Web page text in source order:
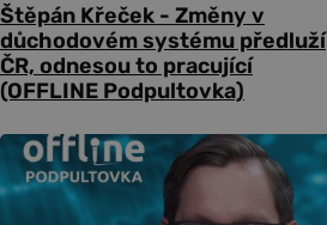
Štěpán Křeček - Změny v
důchodovém systému předluží
ČR, odnesou to pracující
(OFFLINE Podpultovka)